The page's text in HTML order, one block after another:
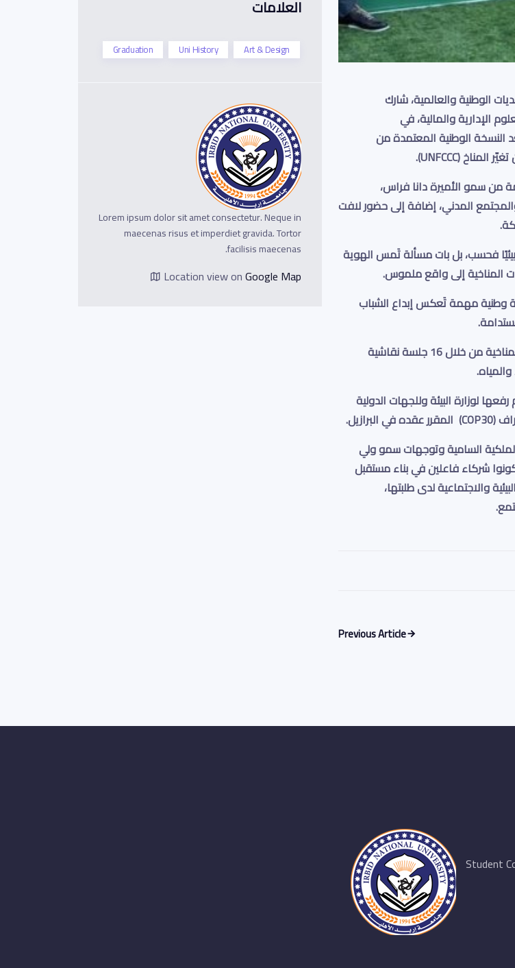
الوطنية والعالمية، شارك
الإدارية والمالية، في
النسخة الوطنية المعتمدة من
المناخ(UNFCCC).
منسمو الأميرة دانا فراس،
المدني، إضافة إلى حضور لافت
.
فحسب، بل بات مسألة تَمس الهوية
المناخية إلى واقع ملموس.
وطنية مهمة تَعكس إبداع الشباب
.
من خلال 16 جلسة نقاشية
.
الشبابية المناخية لعام 2025″ التي سيتم رفعها لوزارة البيئة وللجهات الدولية
(COP30) المقرر عقده في البرازيل.
الساميةوتوجهات سمو ولي
شركاء فاعلين في بناء مستقبل
والاجتماعية لدى طلبتها،
.
Previous Article
العلامات
Art & Design
Uni History
Graduation
Lorem ipsum dolor sit amet consectetur. Neque in
maecenas risus et imperdiet gravida. Tortor
facilisis maecenas.
Location view onGoogle Map
Student